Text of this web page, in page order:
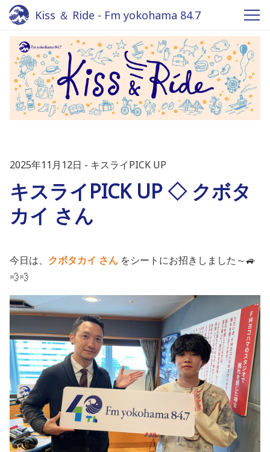
Kiss ＆ Ride - Fm yokohama 84.7
2025年11月12日 キスライPICK UP
キスライPICK UP ◇ クボタ
カイ さん
今日は、 クボタカイ さん をシートにお招きしました～🚙
💨💨